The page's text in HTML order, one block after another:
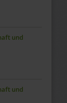
und
und